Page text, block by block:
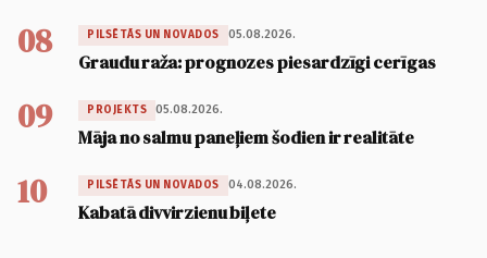
08 PILSĒTĀS UN NOVADOS 05.08.2026.
Graudu raža: prognozes piesardzīgi cerīgas
09 PROJEKTS 05.08.2026.
Māja no salmu paneļiem šodien ir realitāte
10 PILSĒTĀS UN NOVADOS 04.08.2026.
Kabatā divvirzienu biļete